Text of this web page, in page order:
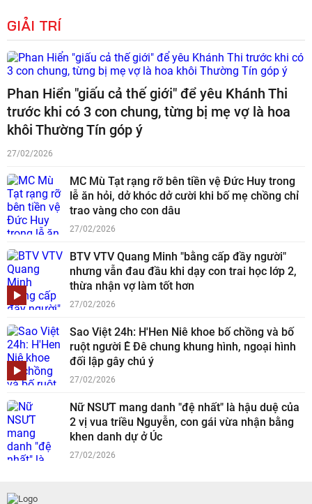
GIẢI TRÍ
Phan Hiển "giấu cả thế giới" để yêu Khánh Thi
trước khi có 3 con chung, từng bị mẹ vợ là hoa
khôi Thường Tín góp ý
27/02/2026
MC Mù Tạt rạng rỡ bên tiền vệ Đức Huy trong
lễ ăn hỏi, dở khóc dở cười khi bố mẹ chồng chỉ
trao vàng cho con dâu
27/02/2026
BTV VTV Quang Minh "bằng cấp đầy người"
nhưng vẫn đau đầu khi dạy con trai học lớp 2,
thừa nhận vợ làm tốt hơn
27/02/2026
Sao Việt 24h: H'Hen Niê khoe bố chồng và bố
ruột người Ê Đê chung khung hình, ngoại hình
đối lập gây chú ý
27/02/2026
Nữ NSƯT mang danh "đệ nhất" là hậu duệ của
2 vị vua triều Nguyễn, con gái vừa nhận bằng
khen danh dự ở Úc
27/02/2026